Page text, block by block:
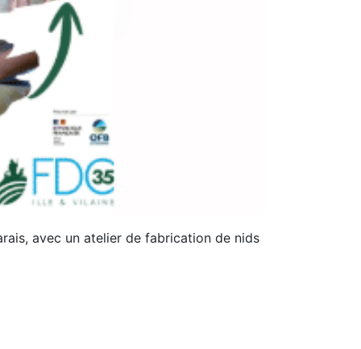
avec un atelier de fabrication de nids